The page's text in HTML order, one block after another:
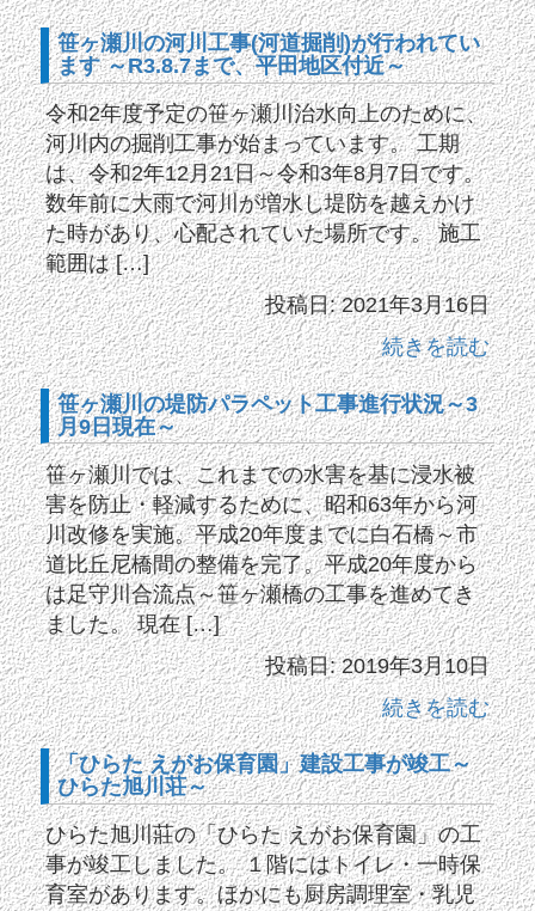
笹ヶ瀬川の河川工事(河道掘削)が行われてい
ます ～R3.8.7まで、平田地区付近～
令和2年度予定の笹ヶ瀬川治水向上のために、
河川内の掘削工事が始まっています。 工期
は、令和2年12月21日～令和3年8月7日です。
数年前に大雨で河川が増水し堤防を越えかけ
た時があり、心配されていた場所です。 施工
範囲は […]
投稿日: 2021年3月16日
続きを読む
笹ヶ瀬川の堤防パラペット工事進行状況～3
月9日現在～
笹ヶ瀬川では、これまでの水害を基に浸水被
害を防止・軽減するために、昭和63年から河
川改修を実施。平成20年度までに白石橋～市
道比丘尼橋間の整備を完了。平成20年度から
は足守川合流点～笹ヶ瀬橋の工事を進めてき
ました。 現在 […]
投稿日: 2019年3月10日
続きを読む
「ひらた えがお保育園」建設工事が竣工～
ひらた旭川荘～
ひらた旭川莊の「ひらた えがお保育園」の工
事が竣工しました。 １階にはトイレ・一時保
育室があります。ほかにも厨房調理室・乳児